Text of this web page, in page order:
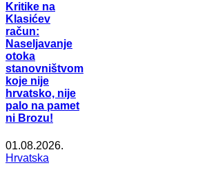
Kritike na
Klasićev
račun:
Naseljavanje
otoka
stanovništvom
koje nije
hrvatsko, nije
palo na pamet
ni Brozu!
01.08.2026.
Hrvatska